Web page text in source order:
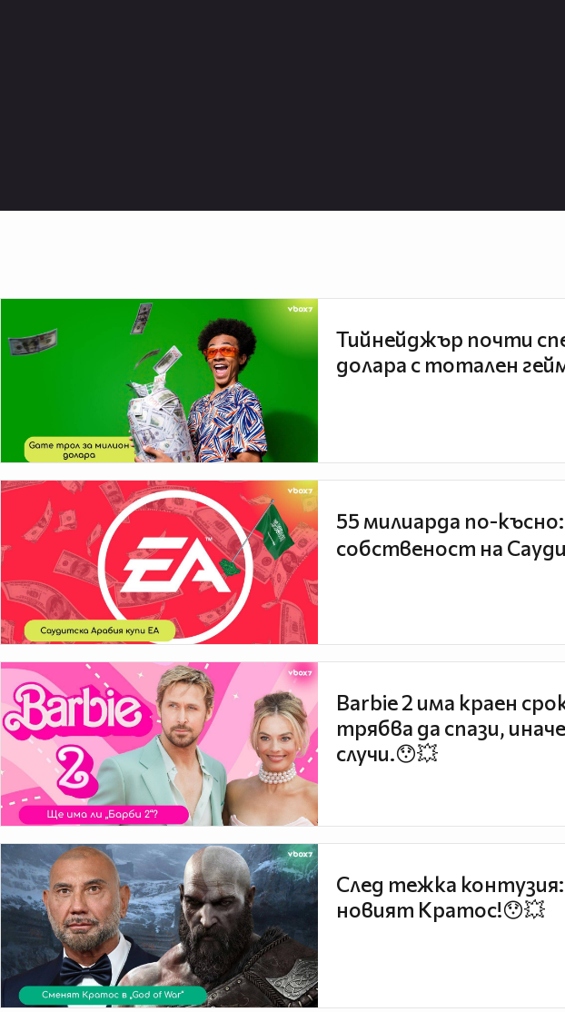
Тийнейджър почти
долара с тотален
55 милиарда по-
собственост на
Barbie 2 има краен
трябва да спази,
случи.😯💥
След тежка
новият Кратос!😯💥